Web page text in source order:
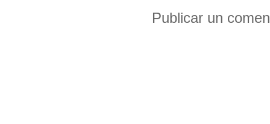
Publicar un